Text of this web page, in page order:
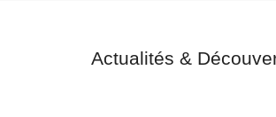
Actualités&